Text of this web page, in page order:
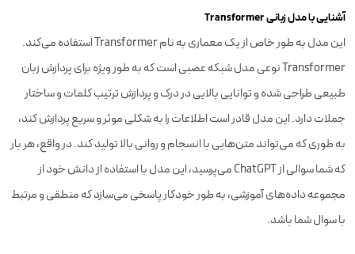
آشنایی با مدل زبانی Transformer
این مدل به طور خاص از یک معماری به نام Transformer استفاده می‌کند.
Transformer نوعی مدل شبکه عصبی است که به طور ویژه برای پردازش زبان
طبیعی طراحی شده و توانایی بالایی در درک و پردازش ترتیب کلمات و ساختار
جملات دارد. این مدل قادر است اطلاعات را به شکلی موثر و سریع پردازش کند،
به طوری که می‌تواند متن‌هایی با انسجام و روانی بالا تولید کند. در واقع، هر بار
که شما سوالی از ChatGPT می‌پرسید، این مدل با استفاده از دانش خود از
مجموعه داده‌های آموزشی، به طور خودکار پاسخی می‌سازد که منطقی و مرتبط
با سوال شما باشد.